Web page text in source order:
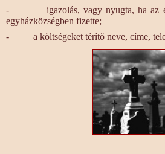
- igazolás, vagy nyugta, ha az
egyházközségben fizette;
- a költségeket térítő neve, címe,